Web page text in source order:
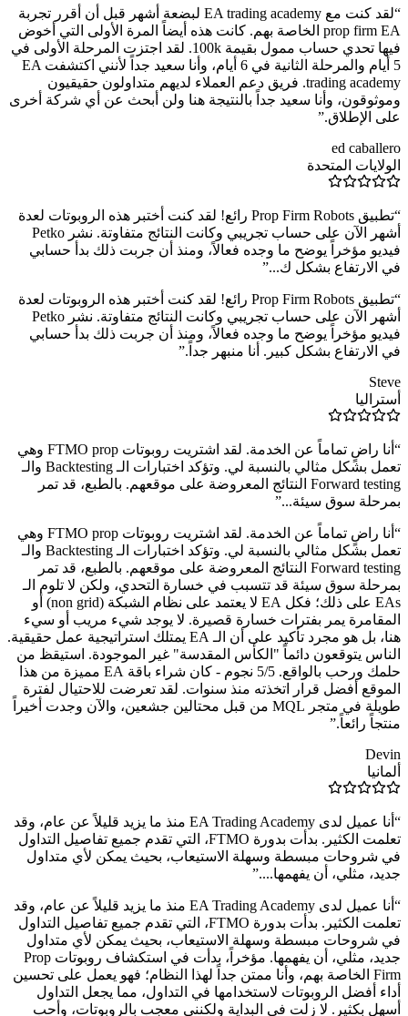
“
لقد كنت مع EA trading academy لبضعة أشهر قبل أن أقرر تجربة
prop firm EA الخاصة بهم. كانت هذه أيضاً المرة الأولى التي أخوض
فيها تحدي حساب ممول بقيمة 100k. لقد اجتزت المرحلة الأولى في
5 أيام والمرحلة الثانية في 6 أيام، وأنا سعيد جداً لأنني اكتشفت EA
trading academy. فريق دعم العملاء لديهم متداولون حقيقيون
وموثوقون، وأنا سعيد جداً بالنتيجة هنا ولن أبحث عن أي شركة أخرى
على الإطلاق.”
ed caballero
الولايات المتحدة
“
تطبيق Prop Firm Robots رائع! لقد كنت أختبر هذه الروبوتات لعدة
أشهر الآن على حساب تجريبي وكانت النتائج متفاوتة. نشر Petko
فيديو مؤخراً يوضح ما وجده فعالاً، ومنذ أن جربت ذلك بدأ حسابي
في الارتفاع بشكل ك...”
“
تطبيق Prop Firm Robots رائع! لقد كنت أختبر هذه الروبوتات لعدة
أشهر الآن على حساب تجريبي وكانت النتائج متفاوتة. نشر Petko
فيديو مؤخراً يوضح ما وجده فعالاً، ومنذ أن جربت ذلك بدأ حسابي
في الارتفاع بشكل كبير. أنا منبهر جداً.”
Steve
أستراليا
“
أنا راضٍ تماماً عن الخدمة. لقد اشتريت روبوتات FTMO prop وهي
تعمل بشكل مثالي بالنسبة لي. وتؤكد اختبارات الـ Backtesting والـ
Forward testing النتائج المعروضة على موقعهم. بالطبع، قد تمر
بمرحلة سوق سيئة...”
“
أنا راضٍ تماماً عن الخدمة. لقد اشتريت روبوتات FTMO prop وهي
تعمل بشكل مثالي بالنسبة لي. وتؤكد اختبارات الـ Backtesting والـ
Forward testing النتائج المعروضة على موقعهم. بالطبع، قد تمر
بمرحلة سوق سيئة قد تتسبب في خسارة التحدي، ولكن لا تلوم الـ
EAs على ذلك؛ فكل EA لا يعتمد على نظام الشبكة (non grid) أو
المقامرة يمر بفترات خسارة قصيرة. لا يوجد شيء مريب أو سيء
هنا، بل هو مجرد تأكيد على أن الـ EA يمتلك استراتيجية عمل حقيقية.
الناس يتوقعون دائماً "الكأس المقدسة" غير الموجودة. استيقظ من
حلمك ورحب بالواقع. 5/5 نجوم - كان شراء باقة EA مميزة من هذا
الموقع أفضل قرار اتخذته منذ سنوات. لقد تعرضت للاحتيال لفترة
طويلة في متجر MQL من قبل محتالين جشعين، والآن وجدت أخيراً
منتجاً رائعاً.”
Devin
ألمانيا
“
أنا عميل لدى EA Trading Academy منذ ما يزيد قليلاً عن عام، وقد
تعلمت الكثير. بدأت بدورة FTMO، التي تقدم جميع تفاصيل التداول
في شروحات مبسطة وسهلة الاستيعاب، بحيث يمكن لأي متداول
جديد، مثلي، أن يفهمها....”
“
أنا عميل لدى EA Trading Academy منذ ما يزيد قليلاً عن عام، وقد
تعلمت الكثير. بدأت بدورة FTMO، التي تقدم جميع تفاصيل التداول
في شروحات مبسطة وسهلة الاستيعاب، بحيث يمكن لأي متداول
جديد، مثلي، أن يفهمها. مؤخراً، بدأت في استكشاف روبوتات Prop
Firm الخاصة بهم، وأنا ممتن جداً لهذا النظام؛ فهو يعمل على تحسين
أداء أفضل الروبوتات لاستخدامها في التداول، مما يجعل التداول
أسهل بكثير. لا زلت في البداية ولكنني معجب بالروبوتات، وأحب